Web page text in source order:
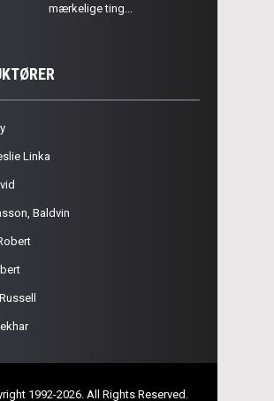
mærkelige ting...
Linka
Baldvin
1992-2026. All Rights Reserved.